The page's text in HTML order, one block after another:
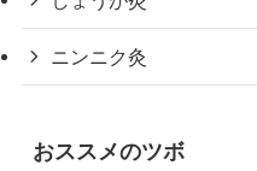
ニンニク灸
おススメのツボ